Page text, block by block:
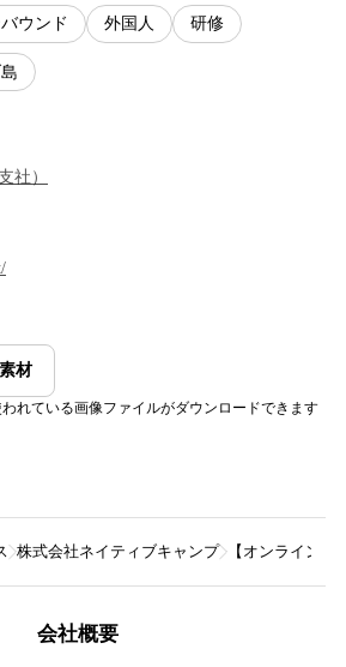
ウンド 外国人 研修
社 ）
材
れている画像ファイルがダウンロードできます
株式会社ネイティブキャンプ 【オンライン
会社概要